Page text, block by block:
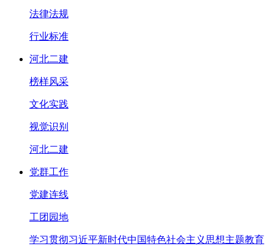
法律法规
行业标准
河北二建
榜样风采
文化实践
视觉识别
河北二建
党群工作
党建连线
工团园地
学习贯彻习近平新时代中国特色社会主义思想主题教育